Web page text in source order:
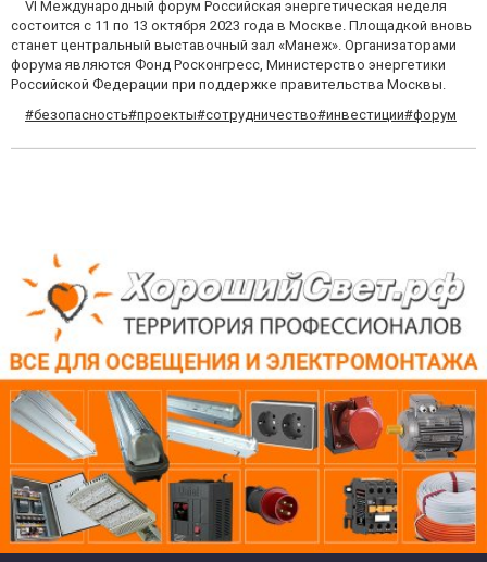
VI Международный форум Российская энергетическая неделя
состоится с 11 по 13 октября 2023 года в Москве. Площадкой вновь
станет центральный выставочный зал «Манеж». Организаторами
форума являются Фонд Росконгресс, Министерство энергетики
Российской Федерации при поддержке правительства Москвы.
#безопасность#проекты#сотрудничество#инвестиции#форум